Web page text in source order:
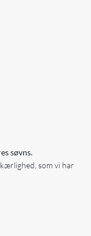
søvns.
som vi har